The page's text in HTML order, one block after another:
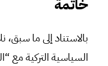
خاتمة
بالاستناد إلى ما
السياسية التركية